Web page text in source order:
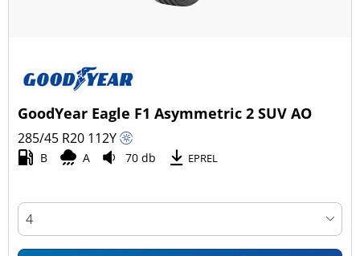
GoodYear Eagle F1 Asymmetric 2 SUV AO
285/45 R20 112Y
B A 70 db EPREL